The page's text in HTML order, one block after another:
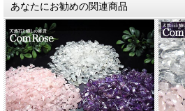
あなたにお勧めの関連商品